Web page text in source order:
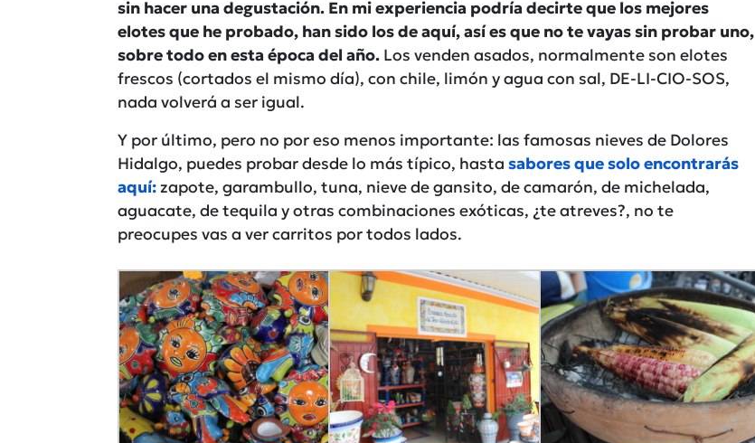
sin hacer una degustación. En mi experiencia podría decirte que los mejores
elotes que he probado, han sido los de aquí, así es que no te vayas sin probar uno,
sobre todo en esta época del año. Los venden asados, normalmente son elotes
frescos (cortados el mismo día), con chile, limón y agua con sal, DE-LI-CIO-SOS,
nada volverá a ser igual.
Y por último, pero no por eso menos importante: las famosas nieves de Dolores
Hidalgo, puedes probar desde lo más típico, hasta sabores que solo encontrarás
aquí:zapote, garambullo, tuna, nieve de gansito, de camarón, de michelada,
aguacate, de tequila y otras combinaciones exóticas, ¿te atreves?, no te
preocupes vas a ver carritos por todos lados.